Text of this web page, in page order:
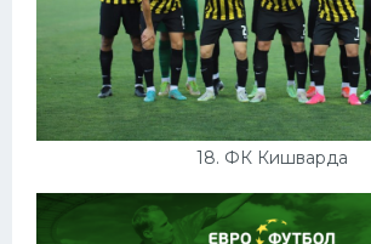
18. ФК Кишварда